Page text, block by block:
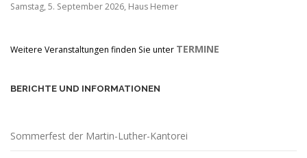
Samstag, 5. September 2026, Haus Hemer
Weitere Veranstaltungen finden Sie unter TERMINE
BERICHTE UND INFORMATIONEN
Sommerfest der Martin-Luther-Kantorei